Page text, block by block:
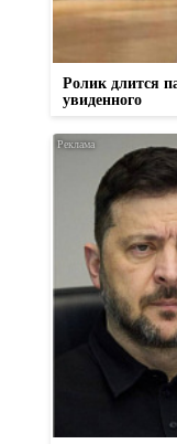
Ролик длится
увиденного